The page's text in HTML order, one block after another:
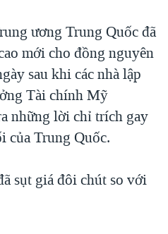
NAY
VIỆT NAM
TẠI VIỆT NAM
PHỦ VIỆT NAM
VỌNG TỪ NÔNG THÔN MỸ
ương Trung Quốc đã
mới cho đồng nguyên
sau khi các nhà lập
Tài chính Mỹ
những lời chỉ trích gay
của Trung Quốc.
sụt giá đôi chút so với